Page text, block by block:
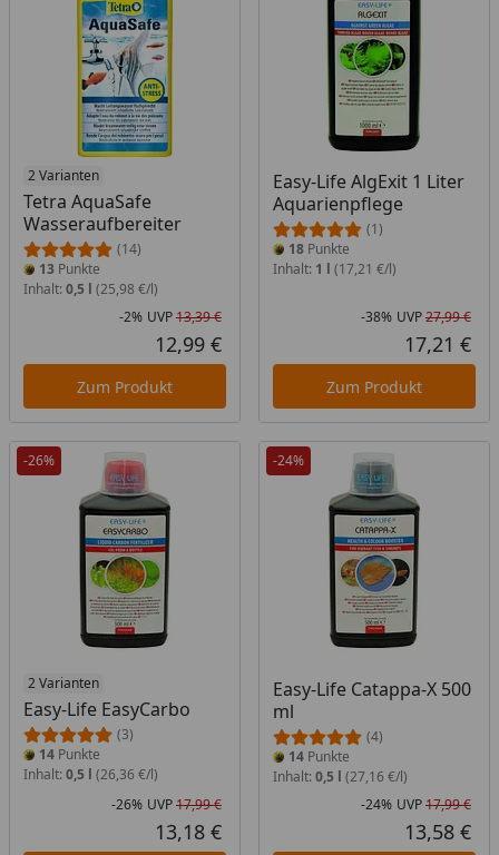
2 Varianten
Tetra AquaSafe
Wasseraufbereiter
(14)
13 Punkte
Inhalt: 0,5 l (25,98 €/l)
Rabatt in Prozent
-2%
Ursprünglicher Preis
UVP13,39 €
Aktueller Preis
12,99 €
Zum Produkt
Easy-Life AlgExit 1 Liter
Aquarienpflege
(1)
18Punkte
Inhalt: 1 l (17,21 €/l)
-38% UVP27,99 €
17,21 €
Zum Produkt
-26%
2 Varianten
Easy-Life EasyCarbo
(3)
14 Punkte
Inhalt: 0,5 l (26,36 €/l)
Rabatt in Prozent
-26%
Ursprünglicher Preis
UVP17,99 €
Aktueller Preis
13,18 €
-24%
Easy-Life Catappa-X 500
ml
(4)
14Punkte
Inhalt: 0,5 l (27,16 €/l)
-24% UVP17,99 €
13,58 €